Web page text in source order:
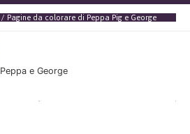
l'header
Pagine da colorare di Peppa Pig e George
Peppa e George